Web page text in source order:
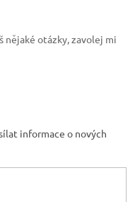
nějaké otázky, zavolej mi
informace o nových